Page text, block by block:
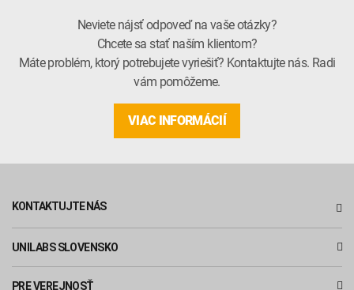
Neviete nájsť odpoveď na vaše otázky?
Chcete sa stať naším klientom?
Máte problém, ktorý potrebujete vyriešiť? Kontaktujte nás. Radi
vám pomôžeme.
VIAC INFORMÁCIÍ
KONTAKTUJTE NÁS
UNILABS SLOVENSKO
PRE VEREJNOSŤ